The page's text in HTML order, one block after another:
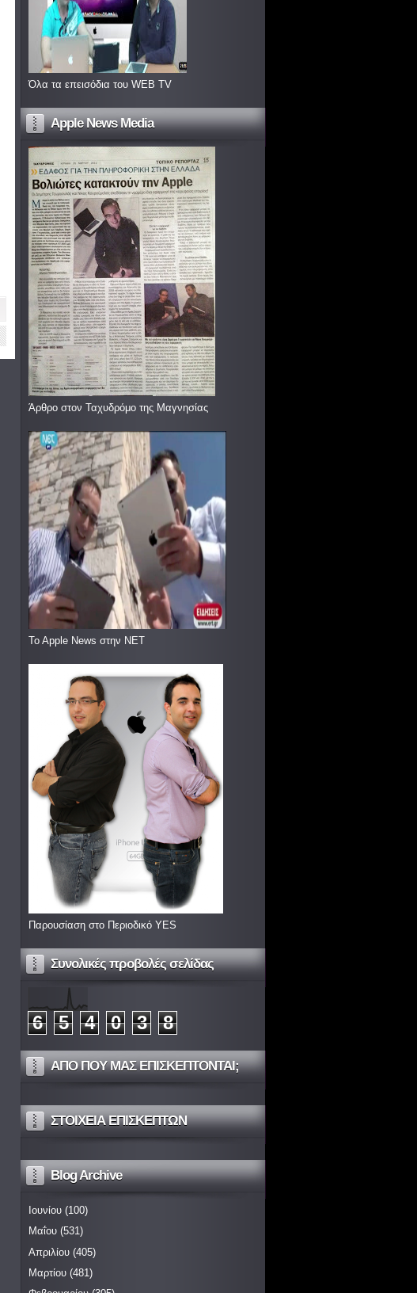
Όλα τα επεισόδια του WEB TV
Apple News Media
Άρθρο στον Ταχυδρόμο της Μαγνησίας
To Apple News στην ΝΕΤ
Παρουσίαση στο Περιοδικό YES
Συνολικές προβολές σελίδας
6 5 4 0 3 8
ΑΠΟ ΠΟΥ ΜΑΣ ΕΠΙΣΚΕΠΤΟΝΤΑΙ;
ΣΤΟΙΧΕΙΑ ΕΠΙΣΚΕΠΤΩΝ
Blog Archive
Ιουνίου (100)
Μαΐου (531)
Απριλίου (405)
Μαρτίου (481)